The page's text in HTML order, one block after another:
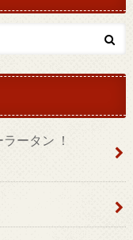
ータン ！